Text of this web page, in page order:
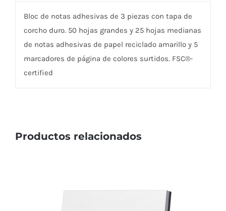
Bloc de notas adhesivas de 3 piezas con tapa de
corcho duro. 50 hojas grandes y 25 hojas medianas
de notas adhesivas de papel reciclado amarillo y 5
marcadores de página de colores surtidos. FSC®-
certified
Productos relacionados